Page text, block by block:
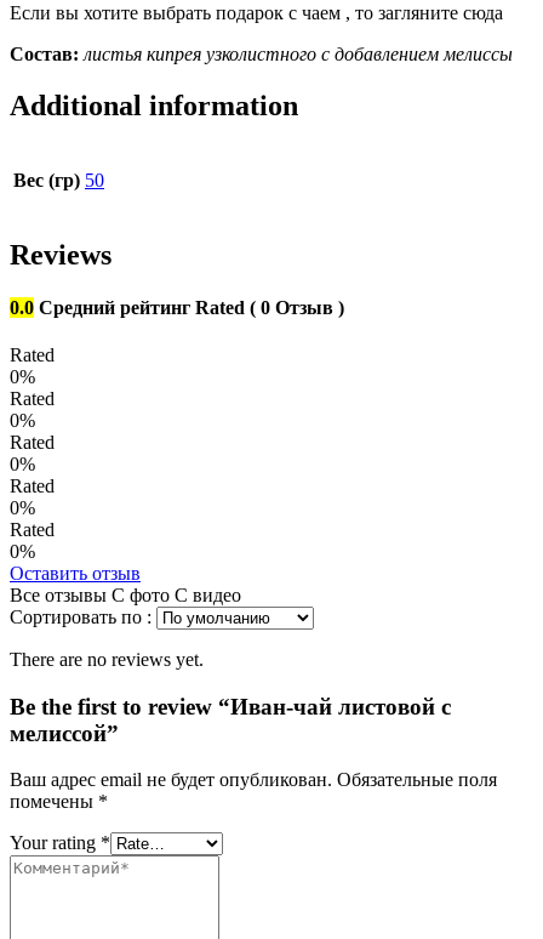
Если вы хотите выбрать подарок с чаем , то загляните сюда
Состав: листья кипрея узколистного с добавлением мелиссы
Additional information
Вес (гр) 50
Reviews
0.0 Средний рейтинг Rated ( 0 Отзыв )
Rated
0%
Rated
0%
Rated
0%
Rated
0%
Rated
0%
Оставить отзыв
Все отзывы С фото С видео
Сортировать по :
There are no reviews yet.
Be the first to review “Иван-чай листовой с
мелиссой”
Ваш адрес email не будет опубликован. Обязательные поля
помечены *
Your rating *